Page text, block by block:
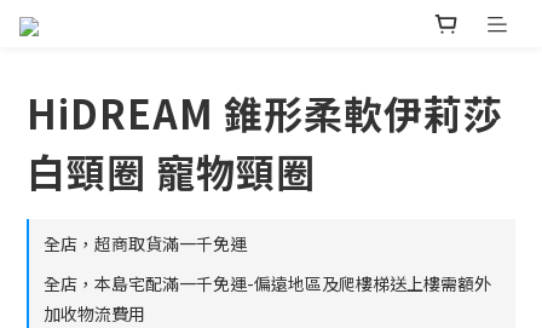
HiDREAM 錐形柔軟伊莉莎
白頸圈 寵物頸圈
全店，超商取貨滿一千免運
全店，本島宅配滿一千免運-偏遠地區及爬樓梯送上樓需額外
加收物流費用